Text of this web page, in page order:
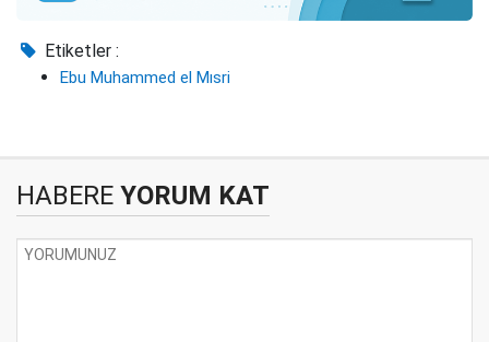
Etiketler :
Ebu Muhammed el Mısri
HABERE YORUM KAT